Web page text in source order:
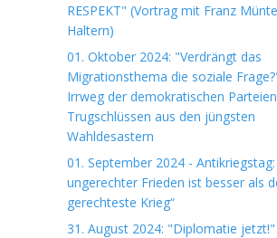
RESPEKT" (Vortrag mit Franz
Haltern)
01. Oktober 2024: "Verdrängt das
Migrationsthema die soziale
Irrweg der demokratischen
Trugschlüssen aus den jüngsten
Wahldesastern
01. September 2024 - Antikriegstag:
ungerechter Frieden ist besser als
gerechteste Krieg“
31. August 2024: "Diplomatie jetzt!"